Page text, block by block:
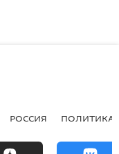
РОССИЯ ПОЛИТИКА